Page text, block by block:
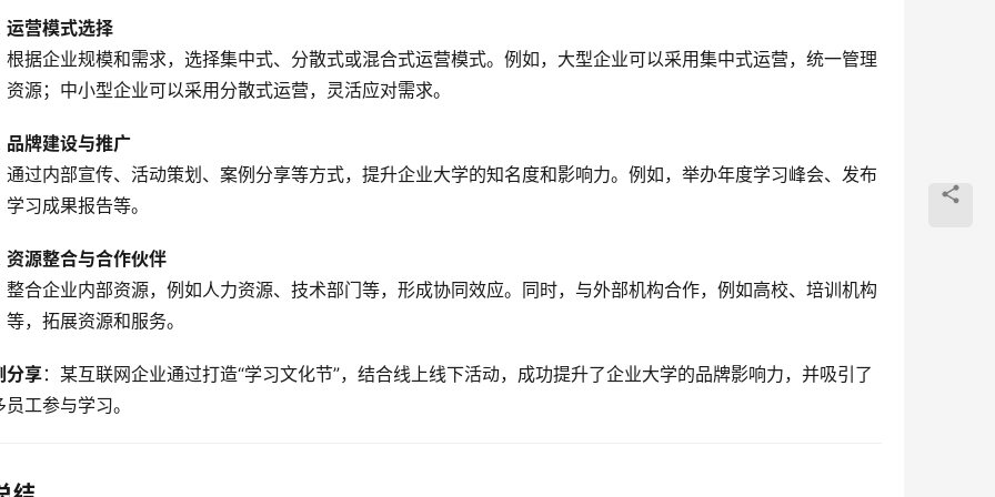
运营模式选择
根据企业规模和需求，选择集中式、分散式或混合式运营模式。例如，大型企业可以采用集中式运营，统一管理
资源；中小型企业可以采用分散式运营，灵活应对需求。
品牌建设与推广
通过内部宣传、活动策划、案例分享等方式，提升企业大学的知名度和影响力。例如，举办年度学习峰会、发布
学习成果报告等。
资源整合与合作伙伴
整合企业内部资源，例如人力资源、技术部门等，形成协同效应。同时，与外部机构合作，例如高校、培训机构
等，拓展资源和服务。
分享：某互联网企业通过打造“学习文化节”，结合线上线下活动，成功提升了企业大学的品牌影响力，并吸引了
员工参与学习。